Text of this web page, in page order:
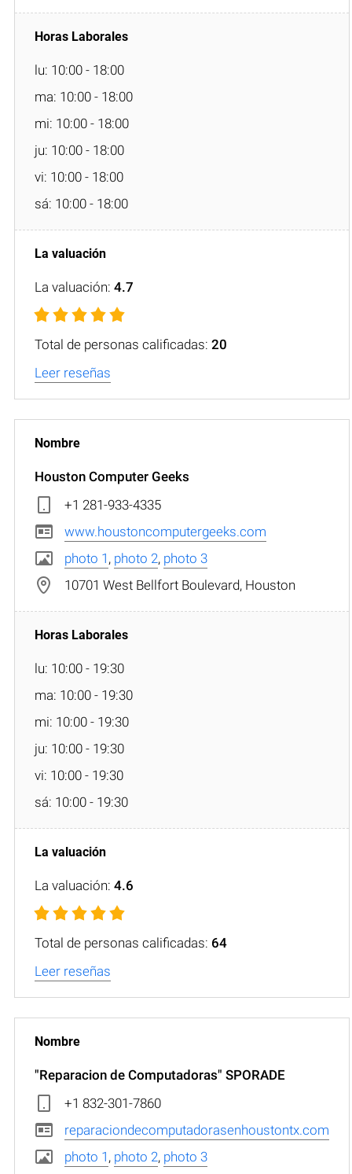
lu: 10:00 - 18:00
ma: 10:00 - 18:00
mi: 10:00 - 18:00
ju: 10:00 - 18:00
vi: 10:00 - 18:00
sá: 10:00 - 18:00
La valuación: 4.7
Total de personas calificadas: 20
Leer reseñas
Houston Computer Geeks
+1 281-933-4335
www.houstoncomputergeeks.com
photo 1 , photo 2, photo 3
10701 West Bellfort Boulevard, Houston
lu: 10:00 - 19:30
ma: 10:00 - 19:30
mi: 10:00 - 19:30
ju: 10:00 - 19:30
vi: 10:00 - 19:30
sá: 10:00 - 19:30
La valuación: 4.6
Total de personas calificadas: 64
Leer reseñas
"Reparacion de Computadoras" SPORADE
+1 832-301-7860
reparaciondecomputadorasenhoustontx.com
photo 1 , photo 2, photo 3